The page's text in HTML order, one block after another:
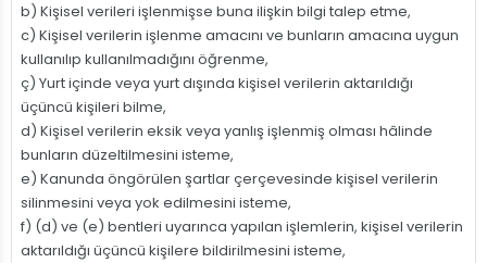
b) Kişisel verileri işlenmişse buna ilişkin bilgi talep etme,
c) Kişisel verilerin işlenme amacını ve bunların amacına uygun
kullanılıp kullanılmadığını öğrenme,
ç) Yurt içinde veya yurt dışında kişisel verilerin aktarıldığı
üçüncü kişileri bilme,
d) Kişisel verilerin eksik veya yanlış işlenmiş olması hâlinde
bunların düzeltilmesini isteme,
e) Kanunda öngörülen şartlar çerçevesinde kişisel verilerin
silinmesini veya yok edilmesini isteme,
f) (d) ve (e) bentleri uyarınca yapılan işlemlerin, kişisel verilerin
aktarıldığı üçüncü kişilere bildirilmesini isteme,